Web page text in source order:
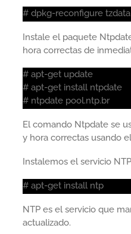
# dpkg-reconfigure tzdata
Instale el paquete
hora correctas de
# apt-get update
# apt-get install ntpdate
# ntpdate pool.ntp.br
El comando Ntpdate se
y hora correctas usando
Instalemos el servicio
# apt-get install ntp
NTP es el servicio que
actualizado.